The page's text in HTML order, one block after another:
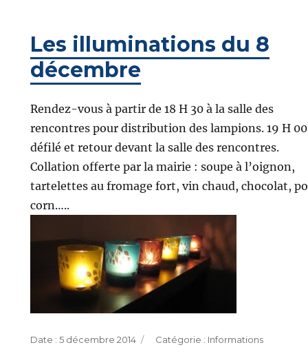
Les illuminations du 8
décembre
Rendez-vous à partir de 18 H 30 à la salle des
rencontres pour distribution des lampions. 19 H 00
défilé et retour devant la salle des rencontres.
Collation offerte par la mairie : soupe à l’oignon,
tartelettes au fromage fort, vin chaud, chocolat,
corn…..
Publié
5 décembre 2014 Catégories
Informations